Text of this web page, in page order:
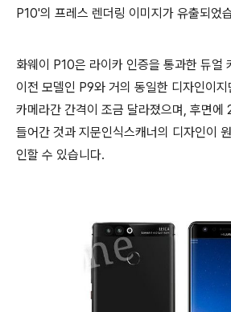
P10'의 프레스 렌더링 이미지가 유출되었
화웨이 P10은 라이카 인증을 통과한 듀얼
이전 모델인 P9와 거의 동일한 디자인이
카메라간 간격이 조금 달라졌으며, 후면
들어간 것과 지문인식스캐너의 디자인이
인할 수 있습니다.